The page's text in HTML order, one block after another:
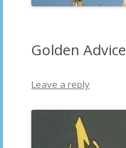
Golden Advice
Leave a reply